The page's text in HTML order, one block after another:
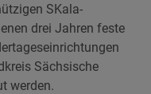
SKala-
drei Jahren feste
Sächsische
werden.